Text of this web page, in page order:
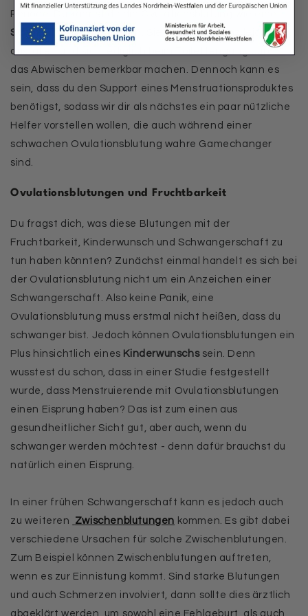
Periode. Du kannst dir die Ovulationsblutung wie eine
Schmierblutungvorstellen. Sie kann also ganz leicht
ausfallen und sich lediglich beim Toilettengang durch
das Abwischen bemerkbar machen. Dennoch kann es
sein, dass du den Support eines Menstruationsproduktes
benötigst, sodass wir dir als nächstes ein paar nützliche
Helfer vorstellen wollen, die auch während einer
schwachen Ovulationsblutung wahre Gamechanger
sind.
Ovulationsblutungen und Fruchtbarkeit
Du fragst dich, was diese Blutungen mit der
Fruchtbarkeit, Kinderwunsch und Schwangerschaft zu
tun haben könnten? Zunächst einmal handelt es sich bei
der Ovulationsblutung nicht um ein Anzeichen einer
Schwangerschaft. Also keine Panik, eine
Ovulationsblutung muss erstmal nicht heißen, dass du
schwanger bist. Jedoch können Ovulationsblutungen ein
Plus hinsichtlich eines Kinderwunschssein. Denn
wusstest du schon, dass in einer Studie festgestellt
wurde, dass Menstruierende mit Ovulationsblutungen
einen Eisprung haben? Das ist zum einen aus
gesundheitlicher Sicht gut, aber auch, wenn du
schwanger werden möchtest - denn dafür brauchst du
natürlich einen Eisprung.
In einer frühen Schwangerschaft kann es jedoch auch
zu weiteren
Zwischenblutungen kommen. Es gibt dabei
verschiedene Ursachen für solche Zwischenblutungen.
Zum Beispiel können Zwischenblutungen auftreten,
wenn es zur Einnistung kommt. Sind starke Blutungen
und auch Schmerzen involviert, dann sollte dies ärztlich
abgeklärt werden, um sowohl eine Fehlgeburt, als auch